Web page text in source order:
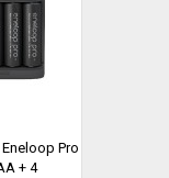
Pro
+ 4